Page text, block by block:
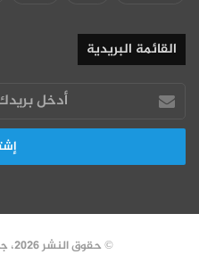
القائمة البريدية
أدخل
بريدك
الإلكتروني
© حقوق النشر 2026، جميع الحقوق محفوظة